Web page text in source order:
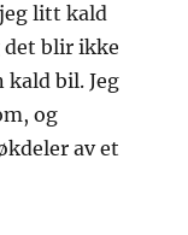
litt kald
det blir ikke
kald bil. Jeg
og
av et